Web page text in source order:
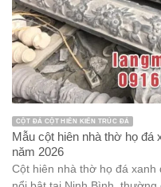
CỘT ĐÁ CỘT HIÊN KIẾN TRÚC ĐÁ
Mẫu cột hiên nhà thờ họ
năm 2026
Cột hiên nhà thờ họ đá xanh